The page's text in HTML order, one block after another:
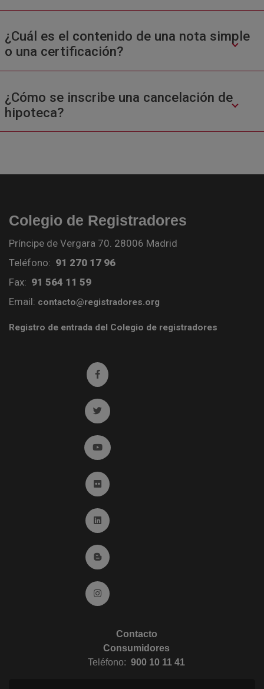
¿Cuál es el contenido de una nota simple
o una certificación?
¿Cómo se inscribe una cancelación de
hipoteca?
Colegio de Registradores
Príncipe de Vergara 70. 28006 Madrid
Teléfono: 91 270 17 96
Fax: 91 564 11 59
Email: contacto@registradores.org
Registro de entrada del Colegio de registradores
Ir a facebook (abre en ventana nueva)
Ir a twitter (abre en ventana nueva)
Ir a YouTube (abre en ventana nueva)
Ir a Flickr (abre en ventana nueva)
Ir a Linkedin (abre en ventana nueva)
Ir al Blog (abre en ventana nueva)
Ir a Instagram (abre en ventana nueva)
Contacto
Consumidores
Teléfono: 900 10 11 41